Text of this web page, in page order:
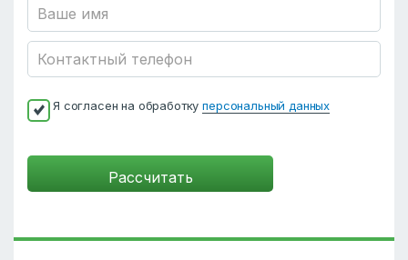
Я согласен на обработкуперсональный данных